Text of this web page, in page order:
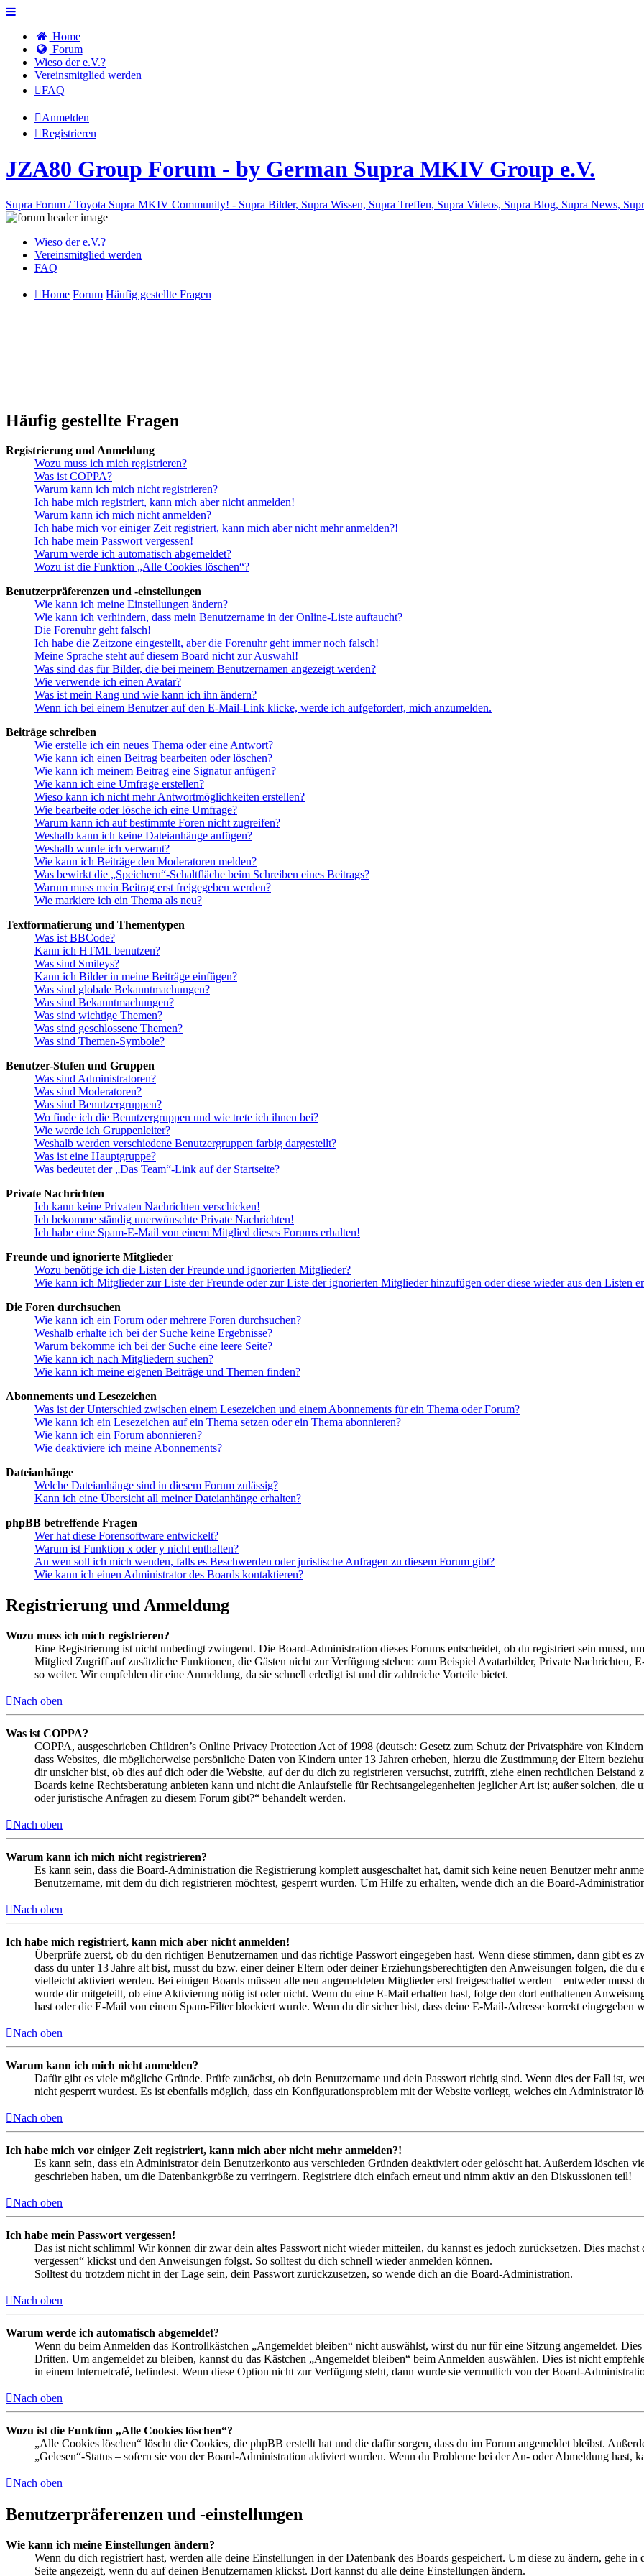
Home
Forum
Wieso der e.V.?
Vereinsmitglied werden
FAQ
Anmelden
Registrieren
JZA80 Group Forum - by German Supra MKIV Group e.V.
Supra Forum / Toyota Supra MKIV Community! - Supra Bilder, Supra Wissen, Supra Treffen, Supra Videos, Supra Blog, Supra News,
Wieso der e.V.?
Vereinsmitglied werden
FAQ
Home Forum Häufig gestellte Fragen
Häufig gestellte Fragen
Registrierung und Anmeldung
Wozu muss ich mich registrieren?
Was ist COPPA?
Warum kann ich mich nicht registrieren?
Ich habe mich registriert, kann mich aber nicht anmelden!
Warum kann ich mich nicht anmelden?
Ich habe mich vor einiger Zeit registriert, kann mich aber nicht mehr anmelden?!
Ich habe mein Passwort vergessen!
Warum werde ich automatisch abgemeldet?
Wozu ist die Funktion „Alle Cookies löschen“?
Benutzerpräferenzen und -einstellungen
Wie kann ich meine Einstellungen ändern?
Wie kann ich verhindern, dass mein Benutzername in der Online-Liste auftaucht?
Die Forenuhr geht falsch!
Ich habe die Zeitzone eingestellt, aber die Forenuhr geht immer noch falsch!
Meine Sprache steht auf diesem Board nicht zur Auswahl!
Was sind das für Bilder, die bei meinem Benutzernamen angezeigt werden?
Wie verwende ich einen Avatar?
Was ist mein Rang und wie kann ich ihn ändern?
Wenn ich bei einem Benutzer auf den E-Mail-Link klicke, werde ich aufgefordert, mich anzumelden.
Beiträge schreiben
Wie erstelle ich ein neues Thema oder eine Antwort?
Wie kann ich einen Beitrag bearbeiten oder löschen?
Wie kann ich meinem Beitrag eine Signatur anfügen?
Wie kann ich eine Umfrage erstellen?
Wieso kann ich nicht mehr Antwortmöglichkeiten erstellen?
Wie bearbeite oder lösche ich eine Umfrage?
Warum kann ich auf bestimmte Foren nicht zugreifen?
Weshalb kann ich keine Dateianhänge anfügen?
Weshalb wurde ich verwarnt?
Wie kann ich Beiträge den Moderatoren melden?
Was bewirkt die „Speichern“-Schaltfläche beim Schreiben eines Beitrags?
Warum muss mein Beitrag erst freigegeben werden?
Wie markiere ich ein Thema als neu?
Textformatierung und Thementypen
Was ist BBCode?
Kann ich HTML benutzen?
Was sind Smileys?
Kann ich Bilder in meine Beiträge einfügen?
Was sind globale Bekanntmachungen?
Was sind Bekanntmachungen?
Was sind wichtige Themen?
Was sind geschlossene Themen?
Was sind Themen-Symbole?
Benutzer-Stufen und Gruppen
Was sind Administratoren?
Was sind Moderatoren?
Was sind Benutzergruppen?
Wo finde ich die Benutzergruppen und wie trete ich ihnen bei?
Wie werde ich Gruppenleiter?
Weshalb werden verschiedene Benutzergruppen farbig dargestellt?
Was ist eine Hauptgruppe?
Was bedeutet der „Das Team“-Link auf der Startseite?
Private Nachrichten
Ich kann keine Privaten Nachrichten verschicken!
Ich bekomme ständig unerwünschte Private Nachrichten!
Ich habe eine Spam-E-Mail von einem Mitglied dieses Forums erhalten!
Freunde und ignorierte Mitglieder
Wozu benötige ich die Listen der Freunde und ignorierten Mitglieder?
Wie kann ich Mitglieder zur Liste der Freunde oder zur Liste der ignorierten Mitglieder hinzufügen oder diese wieder aus den Listen
Die Foren durchsuchen
Wie kann ich ein Forum oder mehrere Foren durchsuchen?
Weshalb erhalte ich bei der Suche keine Ergebnisse?
Warum bekomme ich bei der Suche eine leere Seite?
Wie kann ich nach Mitgliedern suchen?
Wie kann ich meine eigenen Beiträge und Themen finden?
Abonnements und Lesezeichen
Was ist der Unterschied zwischen einem Lesezeichen und einem Abonnements für ein Thema oder Forum?
Wie kann ich ein Lesezeichen auf ein Thema setzen oder ein Thema abonnieren?
Wie kann ich ein Forum abonnieren?
Wie deaktiviere ich meine Abonnements?
Dateianhänge
Welche Dateianhänge sind in diesem Forum zulässig?
Kann ich eine Übersicht all meiner Dateianhänge erhalten?
phpBB betreffende Fragen
Wer hat diese Forensoftware entwickelt?
Warum ist Funktion x oder y nicht enthalten?
An wen soll ich mich wenden, falls es Beschwerden oder juristische Anfragen zu diesem Forum gibt?
Wie kann ich einen Administrator des Boards kontaktieren?
Registrierung und Anmeldung
Wozu muss ich mich registrieren?
Eine Registrierung ist nicht unbedingt zwingend. Die Board-Administration dieses Forums entscheidet, ob du registriert sein musst,
Mitglied Zugriff auf zusätzliche Funktionen, die Gästen nicht zur Verfügung stehen: zum Beispiel Avatarbilder, Private Nachrichten,
so weiter. Wir empfehlen dir eine Anmeldung, da sie schnell erledigt ist und dir zahlreiche Vorteile bietet.
Nach oben
Was ist COPPA?
COPPA, ausgeschrieben Children’s Online Privacy Protection Act of 1998 (deutsch: Gesetz zum Schutz der Privatsphäre von
dass Websites, die möglicherweise persönliche Daten von Kindern unter 13 Jahren erheben, hierzu die Zustimmung der Eltern
dir unsicher bist, ob dies auf dich oder die Website, auf der du dich zu registrieren versuchst, zutrifft, ziehe einen rechtlichen
Boards keine Rechtsberatung anbieten kann und nicht die Anlaufstelle für Rechtsangelegenheiten jeglicher Art ist; außer solchen,
oder juristische Anfragen zu diesem Forum gibt?“ behandelt werden.
Nach oben
Warum kann ich mich nicht registrieren?
Es kann sein, dass die Board-Administration die Registrierung komplett ausgeschaltet hat, damit sich keine neuen Benutzer mehr
Benutzername, mit dem du dich registrieren möchtest, gesperrt wurden. Um Hilfe zu erhalten, wende dich an die Board-
Nach oben
Ich habe mich registriert, kann mich aber nicht anmelden!
Überprüfe zuerst, ob du den richtigen Benutzernamen und das richtige Passwort eingegeben hast. Wenn diese stimmen, dann gibt es
dass du unter 13 Jahre alt bist, musst du bzw. einer deiner Eltern oder deiner Erziehungsberechtigten den Anweisungen folgen, die
vielleicht aktiviert werden. Bei einigen Boards müssen alle neu angemeldeten Mitglieder erst freigeschaltet werden – entweder musst
wurde dir mitgeteilt, ob eine Aktivierung nötig ist oder nicht. Wenn du eine E-Mail erhalten hast, folge den dort enthaltenen
hast oder die E-Mail von einem Spam-Filter blockiert wurde. Wenn du dir sicher bist, dass deine E-Mail-Adresse korrekt eingegeben
Nach oben
Warum kann ich mich nicht anmelden?
Dafür gibt es viele mögliche Gründe. Prüfe zunächst, ob dein Benutzername und dein Passwort richtig sind. Wenn dies der Fall ist,
nicht gesperrt wurdest. Es ist ebenfalls möglich, dass ein Konfigurationsproblem mit der Website vorliegt, welches ein Administrator
Nach oben
Ich habe mich vor einiger Zeit registriert, kann mich aber nicht mehr anmelden?!
Es kann sein, dass ein Administrator dein Benutzerkonto aus verschieden Gründen deaktiviert oder gelöscht hat. Außerdem löschen
geschrieben haben, um die Datenbankgröße zu verringern. Registriere dich einfach erneut und nimm aktiv an den Diskussionen teil!
Nach oben
Ich habe mein Passwort vergessen!
Das ist nicht schlimm! Wir können dir zwar dein altes Passwort nicht wieder mitteilen, du kannst es jedoch zurücksetzen. Dies
vergessen“ klickst und den Anweisungen folgst. So solltest du dich schnell wieder anmelden können.
Solltest du trotzdem nicht in der Lage sein, dein Passwort zurückzusetzen, so wende dich an die Board-Administration.
Nach oben
Warum werde ich automatisch abgemeldet?
Wenn du beim Anmelden das Kontrollkästchen „Angemeldet bleiben“ nicht auswählst, wirst du nur für eine Sitzung angemeldet.
Dritten. Um angemeldet zu bleiben, kannst du das Kästchen „Angemeldet bleiben“ beim Anmelden auswählen. Dies ist nicht
in einem Internetcafé, befindest. Wenn diese Option nicht zur Verfügung steht, dann wurde sie vermutlich von der Board-
Nach oben
Wozu ist die Funktion „Alle Cookies löschen“?
„Alle Cookies löschen“ löscht die Cookies, die phpBB erstellt hat und die dafür sorgen, dass du im Forum angemeldet bleibst.
„Gelesen“-Status – sofern sie von der Board-Administration aktiviert wurden. Wenn du Probleme bei der An- oder Abmeldung hast,
Nach oben
Benutzerpräferenzen und -einstellungen
Wie kann ich meine Einstellungen ändern?
Wenn du dich registriert hast, werden alle deine Einstellungen in der Datenbank des Boards gespeichert. Um diese zu ändern, gehe
Seite angezeigt, wenn du auf deinen Benutzernamen klickst. Dort kannst du alle deine Einstellungen ändern.